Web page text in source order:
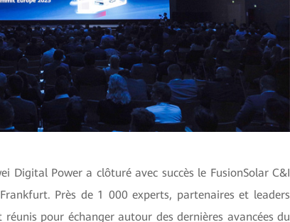
Digital Power a clôturé avec succès le FusionSolar C&I
Près de 1 000 experts, partenaires et leaders
pour échanger autour des dernières avancées du